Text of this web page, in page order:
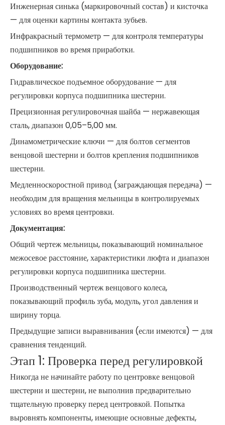
Инженерная синька (маркировочный состав) и кисточка
— для оценки картины контакта зубьев.
Инфракрасный термометр — для контроля температуры
подшипников во время приработки.
Оборудование:
Гидравлическое подъемное оборудование — для
регулировки корпуса подшипника шестерни.
Прецизионная регулировочная шайба — нержавеющая
сталь, диапазон 0,05–5,00 мм.
Динамометрические ключи — для болтов сегментов
венцовой шестерни и болтов крепления подшипников
шестерни.
Медленноскоростной привод (заграждающая передача) —
необходим для вращения мельницы в контролируемых
условиях во время центровки.
Документация:
Общий чертеж мельницы, показывающий номинальное
межосевое расстояние, характеристики люфта и диапазон
регулировки корпуса подшипника шестерни.
Производственный чертеж венцового колеса,
показывающий профиль зуба, модуль, угол давления и
ширину торца.
Предыдущие записи выравнивания (если имеются) — для
сравнения тенденций.
Этап 1: Проверка перед регулировкой
Никогда не начинайте работу по центровке венцовой
шестерни и шестерни, не выполнив предварительно
тщательную проверку перед центровкой. Попытка
выровнять компоненты, имеющие основные дефекты,